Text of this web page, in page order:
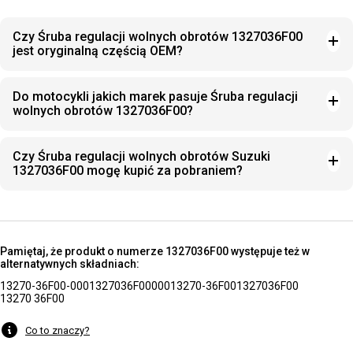
Czy Śruba regulacji wolnych obrotów 1327036F00
jest oryginalną częścią OEM?
Do motocykli jakich marek pasuje Śruba regulacji
wolnych obrotów 1327036F00?
Czy Śruba regulacji wolnych obrotów Suzuki
1327036F00 mogę kupić za pobraniem?
Pamiętaj, że produkt o numerze 1327036F00 występuje też w
alternatywnych składniach:
13270-36F00-0001327036F0000013270-36F001327036F00
13270 36F00
Co to znaczy?